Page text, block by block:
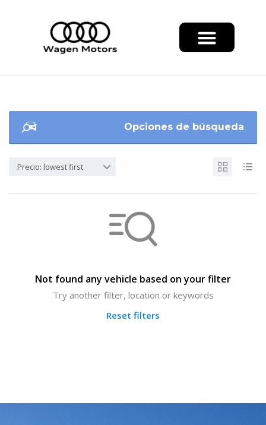
Opciones de búsqueda
Precio: lowest first
Not found any vehicle based on your filter
Try another filter, location or keywords
Reset filters